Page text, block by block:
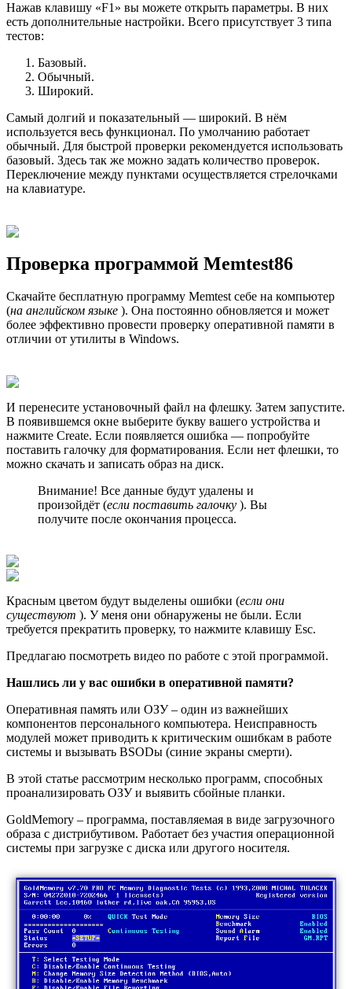
Нажав клавишу «F1» вы можете открыть параметры. В них
есть дополнительные настройки. Всего присутствует 3 типа
тестов:
Базовый.
Обычный.
Широкий.
Самый долгий и показательный — широкий. В нём
используется весь функционал. По умолчанию работает
обычный. Для быстрой проверки рекомендуется использовать
базовый. Здесь так же можно задать количество проверок.
Переключение между пунктами осуществляется стрелочками
на клавиатуре.
Проверка программой Memtest86
Скачайте бесплатную программу Memtest себе на компьютер
(на английском языке ). Она постоянно обновляется и может
более эффективно провести проверку оперативной памяти в
отличии от утилиты в Windows.
И перенесите установочный файл на флешку. Затем запустите.
В появившемся окне выберите букву вашего устройства и
нажмите Create. Если появляется ошибка — попробуйте
поставить галочку для форматирования. Если нет флешки, то
можно скачать и записать образ на диск.
Внимание! Все данные будут удалены и
произойдёт (если поставить галочку ). Вы
получите после окончания процесса.
Красным цветом будут выделены ошибки (если они
существуют ). У меня они обнаружены не были. Если
требуется прекратить проверку, то нажмите клавишу Esc.
Предлагаю посмотреть видео по работе с этой программой.
Нашлись ли у вас ошибки в оперативной памяти?
Оперативная память или ОЗУ – один из важнейших
компонентов персонального компьютера. Неисправность
модулей может приводить к критическим ошибкам в работе
системы и вызывать BSODы (синие экраны смерти).
В этой статье рассмотрим несколько программ, способных
проанализировать ОЗУ и выявить сбойные планки.
GoldMemory – программа, поставляемая в виде загрузочного
образа с дистрибутивом. Работает без участия операционной
системы при загрузке с диска или другого носителя.